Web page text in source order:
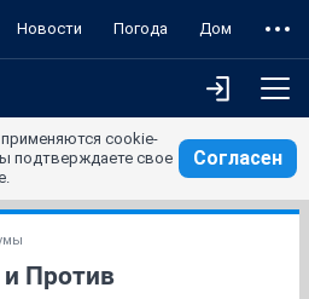
Новости Погода Дом
cookie-
подтверждаете свое
Согласен
Против